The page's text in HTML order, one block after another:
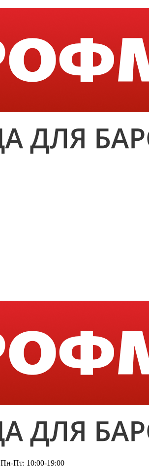
Пн-Пт: 10:00-19:00